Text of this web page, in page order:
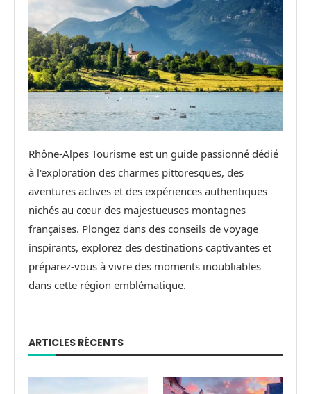
Rhône-Alpes Tourisme est un guide passionné dédié
à l'exploration des charmes pittoresques, des
aventures actives et des expériences authentiques
nichés au cœur des majestueuses montagnes
françaises. Plongez dans des conseils de voyage
inspirants, explorez des destinations captivantes et
préparez-vous à vivre des moments inoubliables
dans cette région emblématique.
ARTICLES RÉCENTS